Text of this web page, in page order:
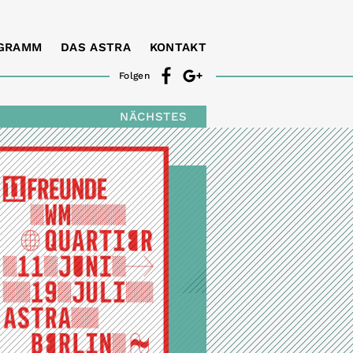
Folgen
DAS ASTRA KONTAKT
NÄCHSTES